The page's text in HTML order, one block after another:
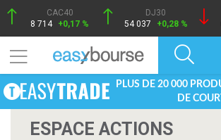
CAC40
8 714 +0,17 %
DJ30
54 037
+0,28 %
PLUS DE 20 000
DE
ESPACE ACTIONS